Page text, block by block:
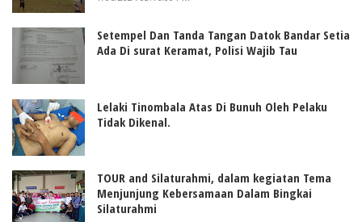
Setempel Dan Tanda Tangan Datok Bandar Setia
Ada Di surat Keramat, Polisi Wajib Tau
Lelaki Tinombala Atas Di Bunuh Oleh Pelaku
Tidak Dikenal.
TOUR and Silaturahmi, dalam kegiatan Tema
Menjunjung Kebersamaan Dalam Bingkai
Silaturahmi